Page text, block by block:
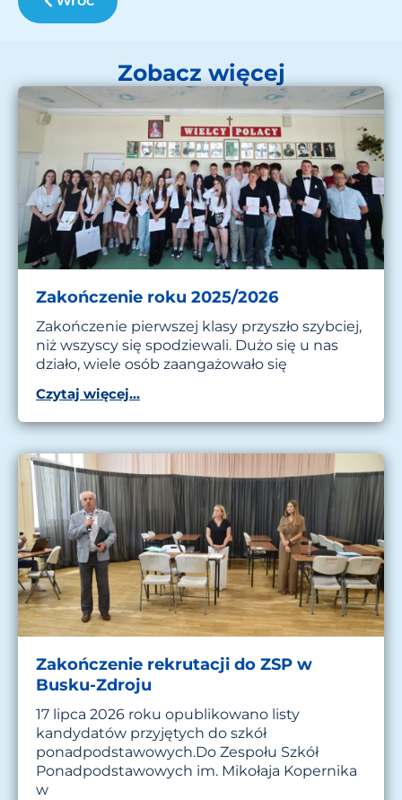
Zobacz więcej
Zakończenie roku 2025/2026
Zakończenie pierwszej klasy przyszło szybciej,
niż wszyscy się spodziewali. Dużo się u nas
działo, wiele osób zaangażowało się
Czytaj więcej...
Zakończenie rekrutacji do ZSP w
Busku-Zdroju
17 lipca 2026 roku opublikowano listy
kandydatów przyjętych do szkół
ponadpodstawowych.Do Zespołu Szkół
Ponadpodstawowych im. Mikołaja Kopernika
w